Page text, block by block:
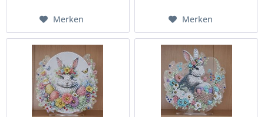
Merken Merken